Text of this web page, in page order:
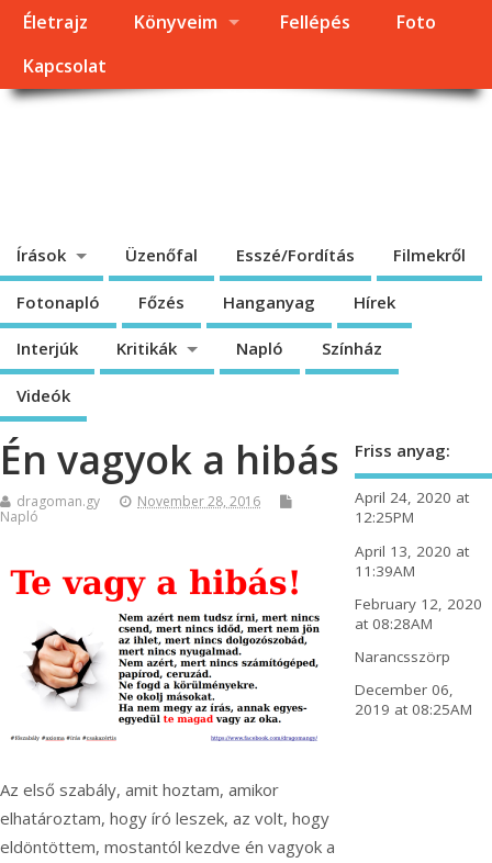
Életrajz Könyveim Fellépés
Foto
Kapcsolat
Írások Üzenőfal Esszé/Fordítás Filmekről
Fotonapló Főzés Hanganyag Hírek
Interjúk Kritikák Napló Színház
Videók
Én vagyok a hibás
dragoman.gy
November 28, 2016
Napló
Az első szabály, amit hoztam, amikor
elhatároztam, hogy író leszek, az volt, hogy
eldöntöttem, mostantól kezdve én vagyok a
Friss anyag:
April 24, 2020 at
12:25PM
April 13, 2020 at
11:39AM
February 12, 2020
at 08:28AM
Narancsszörp
December 06,
2019 at 08:25AM